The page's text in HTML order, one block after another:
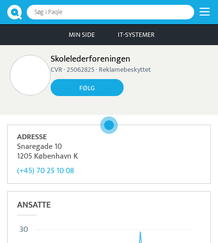
Søg i Paqle
MIN SIDE IT-SYSTEMER
Skolelederforeningen
CVR · 25062825 · Reklamebeskyttet
FØLG
ADRESSE
Snaregade 10
1205 København K
(+45) 70 25 10 08
ANSATTE
30